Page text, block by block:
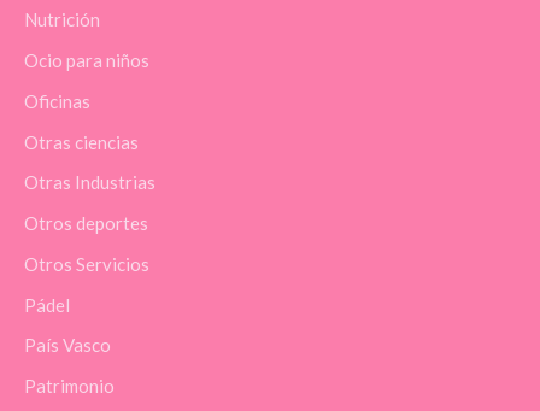
Nutrición
Ocio para niños
Oficinas
Otras ciencias
Otras Industrias
Otros deportes
Otros Servicios
Pádel
País Vasco
Patrimonio